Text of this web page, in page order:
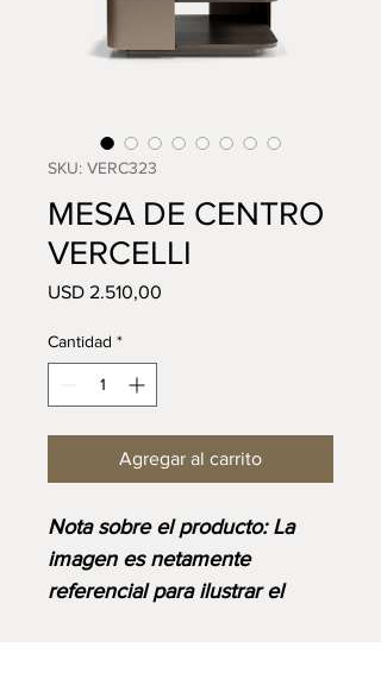
SKU: VERC323
MESA DE CENTRO
VERCELLI
USD 2.510,00
Cantidad *
Agregar al carrito
Nota sobre el producto: La
imagen es netamente
referencial para ilustrar el